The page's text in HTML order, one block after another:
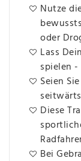
Nutze
oder
Lass
spielen
Seien
Diese
Bei